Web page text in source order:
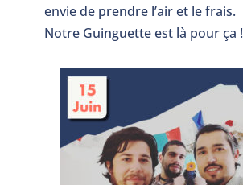
envie de prendre l’air et le frais.
Notre Guinguette est là pour ça !